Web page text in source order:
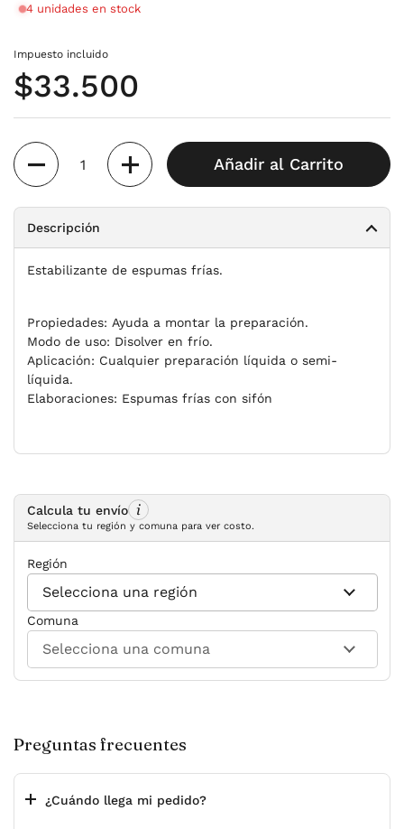
4 unidades en stock
Impuesto incluido
Precio normal
$33.500
Cantidad
Añadir al Carrito
Descripción
Estabilizante de espumas frías.
Propiedades: Ayuda a montar la preparación.
Modo de uso: Disolver en frío.
Aplicación: Cualquier preparación líquida o semi-
líquida.
Elaboraciones: Espumas frías con sifón
Calcula tu envío
Selecciona tu región y comuna para ver costo.
Región
Comuna
Preguntas frecuentes
¿Cuándo llega mi pedido?